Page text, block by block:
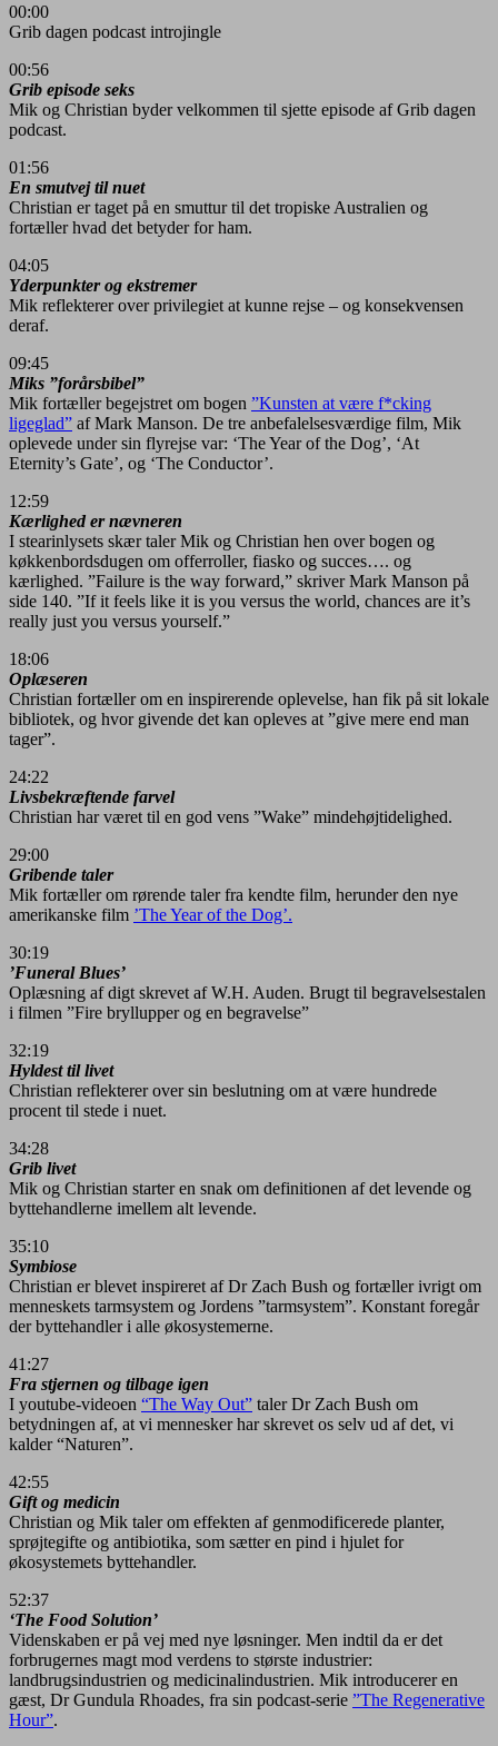
00:00
Grib dagen podcast introjingle
00:56
Grib episode seks
Mik og Christian byder velkommen til sjette episode af Grib dagen
podcast.
01:56
En smutvej til nuet
Christian er taget på en smuttur til det tropiske Australien og
fortæller hvad det betyder for ham.
04:05
Yderpunkter og ekstremer
Mik reflekterer over privilegiet at kunne rejse – og konsekvensen
deraf.
09:45
Miks ”forårsbibel”
Mik fortæller begejstret om bogen ”Kunsten at være f*cking
ligeglad” af Mark Manson. De tre anbefalelsesværdige film, Mik
oplevede under sin flyrejse var: ‘The Year of the Dog’, ‘At
Eternity’s Gate’, og ‘The Conductor’.
12:59
Kærlighed er nævneren
I stearinlysets skær taler Mik og Christian hen over bogen og
køkkenbordsdugen om offerroller, fiasko og succes…. og
kærlighed. ”Failure is the way forward,” skriver Mark Manson på
side 140. ”If it feels like it is you versus the world, chances are it’s
really just you versus yourself.”
18:06
Oplæseren
Christian fortæller om en inspirerende oplevelse, han fik på sit lokale
bibliotek, og hvor givende det kan opleves at ”give mere end man
tager”.
24:22
Livsbekræftende farvel
Christian har været til en god vens ”Wake” mindehøjtidelighed.
29:00
Gribende taler
Mik fortæller om rørende taler fra kendte film, herunder den nye
amerikanske film ’The Year of the Dog’.
30:19
’Funeral Blues’
Oplæsning af digt skrevet af W.H. Auden. Brugt til begravelsestalen
i filmen ”Fire bryllupper og en begravelse”
32:19
Hyldest til livet
Christian reflekterer over sin beslutning om at være hundrede
procent til stede i nuet.
34:28
Grib livet
Mik og Christian starter en snak om definitionen af det levende og
byttehandlerne imellem alt levende.
35:10
Symbiose
Christian er blevet inspireret af Dr Zach Bush og fortæller ivrigt om
menneskets tarmsystem og Jordens ”tarmsystem”. Konstant foregår
der byttehandler i alle økosystemerne.
41:27
Fra stjernen og tilbage igen
I youtube-videoen “The Way Out” taler Dr Zach Bush om
betydningen af, at vi mennesker har skrevet os selv ud af det, vi
kalder “Naturen”.
42:55
Gift og medicin
Christian og Mik taler om effekten af genmodificerede planter,
sprøjtegifte og antibiotika, som sætter en pind i hjulet for
økosystemets byttehandler.
52:37
‘The Food Solution’
Videnskaben er på vej med nye løsninger. Men indtil da er det
forbrugernes magt mod verdens to største industrier:
landbrugsindustrien og medicinalindustrien. Mik introducerer en
gæst, Dr Gundula Rhoades, fra sin podcast-serie ”The Regenerative
Hour”.